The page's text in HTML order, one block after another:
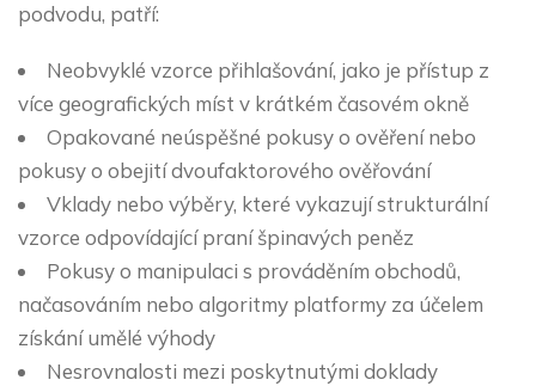
podvodu, patří:
Neobvyklé vzorce přihlašování, jako je přístup z
více geografických míst v krátkém časovém okně
Opakované neúspěšné pokusy o ověření nebo
pokusy o obejití dvoufaktorového ověřování
Vklady nebo výběry, které vykazují strukturální
vzorce odpovídající praní špinavých peněz
Pokusy o manipulaci s prováděním obchodů,
načasováním nebo algoritmy platformy za účelem
získání umělé výhody
Nesrovnalosti mezi poskytnutými doklady